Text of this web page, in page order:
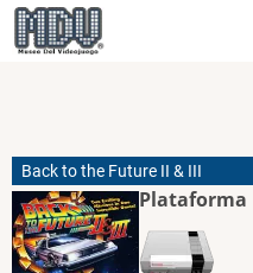
Pasar
al
Back to the Future II & III
Plataforma